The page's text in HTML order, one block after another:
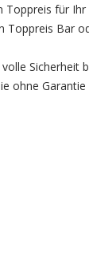
Toppreis für Ihr
Toppreis Bar
Sicherheit
ohne Garantie